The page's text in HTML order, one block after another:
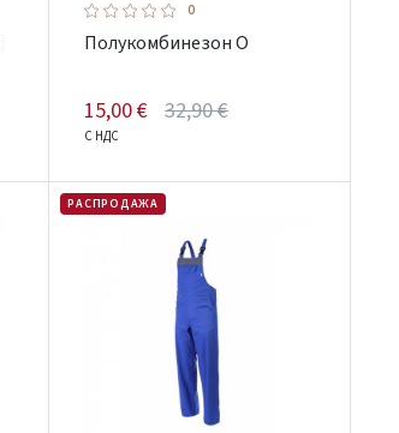
0
Полукомбинезон O
15,00 € 32,90 €
С НДС
РАСПРОДАЖА